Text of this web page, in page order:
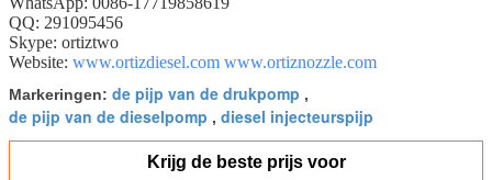
QQ: 291095456
Skype: ortiztwo
Website: www.ortizdiesel.com www.ortiznozzle.com
Markeringen: de pijp van de drukpomp ,
de pijp van de dieselpomp , diesel injecteurspijp
Krijg de beste prijs voor